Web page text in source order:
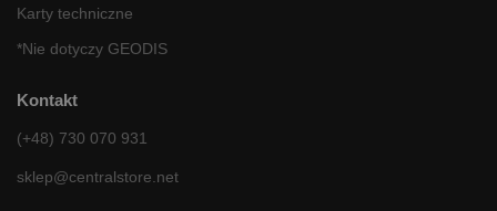
Karty techniczne
*Nie dotyczy GEODIS
Kontakt
(+48) 730 070 931
sklep@centralstore.net